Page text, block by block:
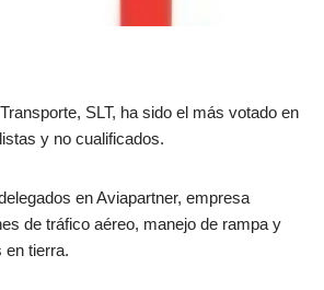
SLT, ha sido el más votado en
y no cualificados.
en Aviapartner, empresa
de tráfico aéreo, manejo de rampa y
en tierra.